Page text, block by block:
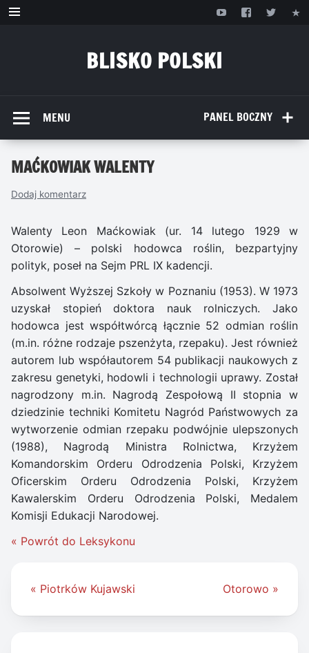
Przejdź
BLISKO POLSKI
PANEL BOCZNY
MENU
MAĆKOWIAK WALENTY
Dodaj komentarz
Walenty Leon Maćkowiak (ur. 14 lutego 1929 w
Otorowie) – polski hodowca roślin, bezpartyjny
polityk, poseł na Sejm PRL IX kadencji.
Absolwent Wyższej Szkoły w Poznaniu (1953). W 1973
uzyskał stopień doktora nauk rolniczych. Jako
hodowca jest współtwórcą łącznie 52 odmian roślin
(m.in. różne rodzaje pszenżyta, rzepaku). Jest również
autorem lub współautorem 54 publikacji naukowych z
zakresu genetyki, hodowli i technologii uprawy. Został
nagrodzony m.in. Nagrodą Zespołową II stopnia w
dziedzinie techniki Komitetu Nagród Państwowych za
wytworzenie odmian rzepaku podwójnie ulepszonych
(1988), Nagrodą Ministra Rolnictwa, Krzyżem
Komandorskim Orderu Odrodzenia Polski, Krzyżem
Oficerskim Orderu Odrodzenia Polski, Krzyżem
Kawalerskim Orderu Odrodzenia Polski, Medalem
Komisji Edukacji Narodowej.
« Powrót do Leksykonu
Nawigacja
« Piotrków Kujawski Otorowo »